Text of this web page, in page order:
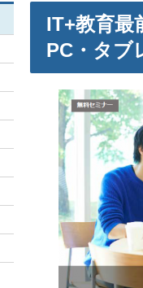
IT+教育最
PC・タブ